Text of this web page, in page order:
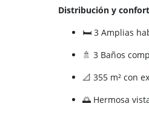
Distribución y
🛏️ 3 Amplias
🚿 3 Baños
📐 355 m² con
🌅 Hermosa